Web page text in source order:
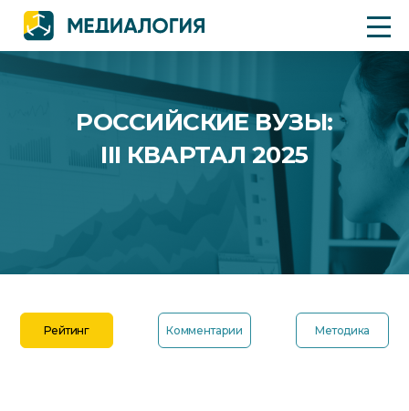
РОССИЙСКИЕ ВУЗЫ:
III КВАРТАЛ 2025
Рейтинг Комментарии Методика